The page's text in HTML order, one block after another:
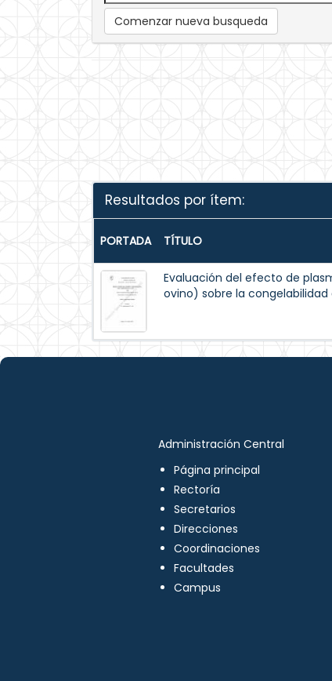
Comenzar nueva busqueda
Resultados por ítem:
PORTADA TÍTULO
Evaluación del efecto de
ovino) sobre la
Administración Central
Página principal
Rectoría
Secretarios
Direcciones
Coordinaciones
Facultades
Campus